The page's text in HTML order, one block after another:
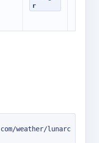
r
weather/lunarc